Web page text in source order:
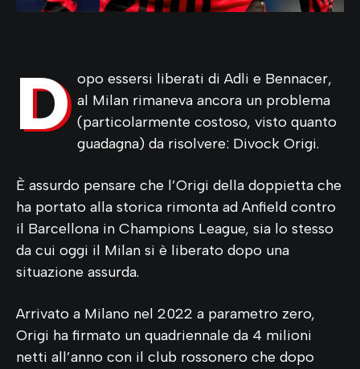
D opo essersi liberati di Adli e Bennacer,
al Milan rimaneva ancora un problema
(particolarmente costoso, visto quanto
guadagna) da risolvere: Divock Origi.
È assurdo pensare che l’Origi della doppietta che
ha portato alla storica rimonta ad Anfield contro
il Barcellona in Champions League, sia lo stesso
da cui oggi il Milan si è liberato dopo una
situazione assurda.
Arrivato a Milano nel 2022 a parametro zero,
Origi ha firmato un quadriennale da 4 milioni
netti all’anno con il club rossonero che dopo